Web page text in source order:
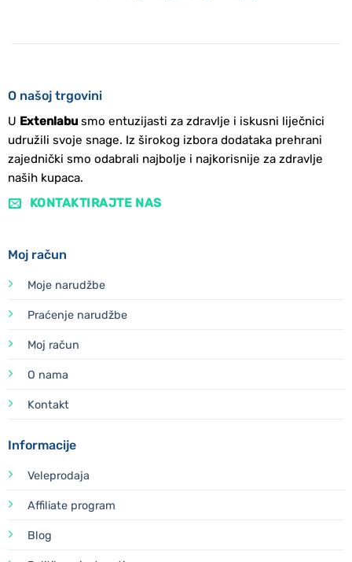
O našoj trgovini
U Extenlabusmo entuzijasti za zdravlje i iskusni liječnici
udružili svoje snage. Iz širokog izbora dodataka prehrani
zajednički smo odabrali najbolje i najkorisnije za zdravlje
naših kupaca.
KONTAKTIRAJTE NAS
Moj račun
Moje narudžbe
Praćenje narudžbe
Moj račun
O nama
Kontakt
Informacije
Veleprodaja
Affiliate program
Blog